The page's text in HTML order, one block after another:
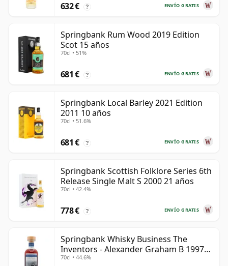
ENVÍO GRATIS
632 € ?
Springbank Rum Wood 2019 Edition
Scot 15 años
70cl • 51%
ENVÍO GRATIS
681 € ?
Springbank Local Barley 2021 Edition
2011 10 años
70cl • 51.6%
ENVÍO GRATIS
681 € ?
Springbank Scottish Folklore Series 6th
Release Single Malt S 2000 21 años
70cl • 42.4%
ENVÍO GRATIS
778 € ?
Springbank Whisky Business The
Inventors - Alexander Graham B 1997
28 años
70cl • 44.6%